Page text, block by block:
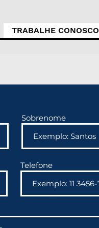
TRABALHE CONOSCO
Sobrenome
Telefone